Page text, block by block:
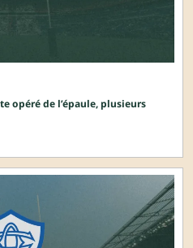
opéré de l’épaule, plusieurs